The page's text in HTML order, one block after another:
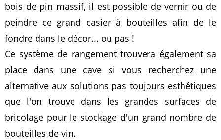
bois de pin massif, il est possible de vernir ou de
peindre ce grand casier à bouteilles afin de le
fondre dans le décor... ou pas !
Ce système de rangement trouvera également sa
place dans une cave si vous recherchez une
alternative aux solutions pas toujours esthétiques
que l'on trouve dans les grandes surfaces de
bricolage pour le stockage d'un grand nombre de
bouteilles de vin.